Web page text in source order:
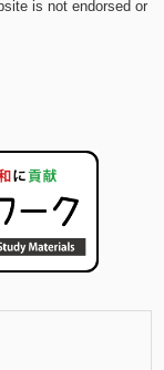
is not endorsed or